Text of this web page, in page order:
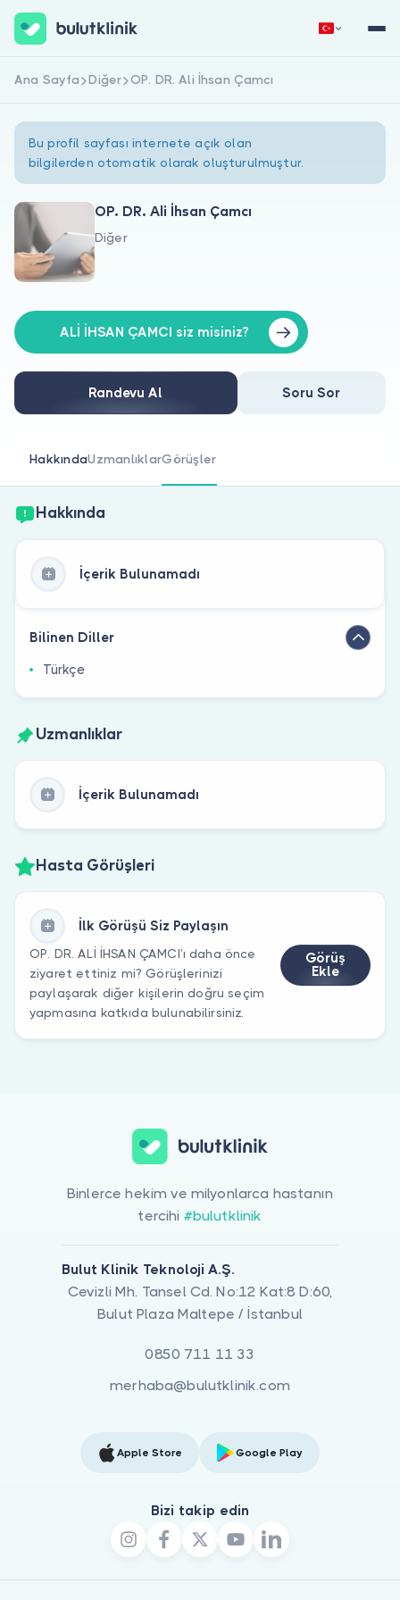
Hakkımızda
Doktorlar için
Doktor musunuz?
Hemen Kaydol Giriş Yap
Ana Sayfa Diğer OP. DR. Ali İhsan Çamcı
Bu profil sayfası internete açık olan
bilgilerden otomatik olarak oluşturulmuştur.
OP. DR. Ali İhsan Çamcı
Diğer
ALİ İHSAN ÇAMCI siz misiniz?
Randevu Al Soru Sor
HakkındaUzmanlıklarGörüşler
Hakkında
İçerik Bulunamadı
Bilinen Diller
Türkçe
Uzmanlıklar
İçerik Bulunamadı
Hasta Görüşleri
İlk Görüşü Siz Paylaşın
OP. DR. ALİ İHSAN ÇAMCI’ı daha önce
ziyaret ettiniz mi? Görüşlerinizi
paylaşarak diğer kişilerin doğru seçim
yapmasına katkıda bulunabilirsiniz.
Görüş
Ekle
Binlerce hekim ve milyonlarca hastanın
tercihi #bulutklinik
Bulut Klinik Teknoloji A.Ş.
Cevizli Mh. Tansel Cd. No:12 Kat:8 D:60,
Bulut Plaza Maltepe / İstanbul
0850 711 11 33
merhaba@bulutklinik.com
Apple Store Google Play
Bizi takip edin